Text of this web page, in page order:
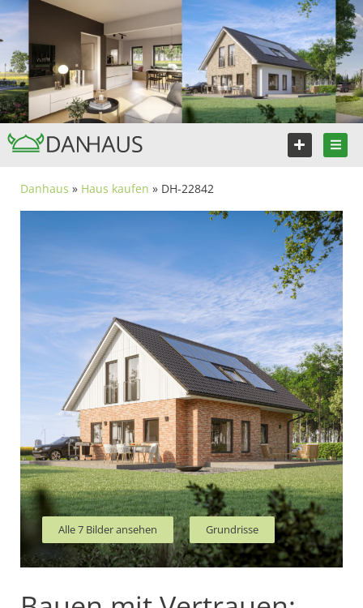
Danhaus » Haus kaufen » DH-22842
Alle 7 Bilder ansehen Grundrisse